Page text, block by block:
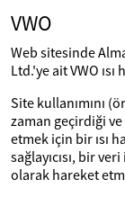
VWO
Web sitesinde
Ltd.'ye ait VWO
Site kullanımını
zaman geçirdiği ve
etmek için bir ısı
sağlayıcısı, bir
olarak hareket